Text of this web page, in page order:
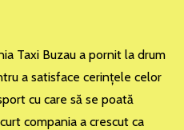
Taxi Buzau a pornit la drum
a satisface cerinţele celor
cu care să se poată
compania a crescut ca